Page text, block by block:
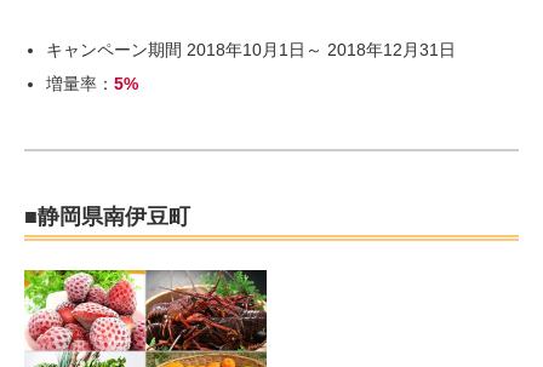
キャンペーン期間 2018年10月1日～ 2018年12月31日
増量率：5%
■静岡県南伊豆町